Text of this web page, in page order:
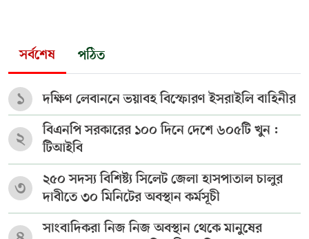
সর্বশেষ পঠিত
১ দক্ষিণ লেবাননে ভয়াবহ বিস্ফোরণ ইসরাইলি বাহিনীর
২
বিএনপি সরকারের ১০০ দিনে দেশে ৬০৫টি খুন :
টিআইবি
৩
২৫০ সদস্য বিশিষ্ট্য সিলেট জেলা হাসপাতাল চালুর
দাবীতে ৩০ মিনিটের অবস্থান কর্মসূচী
সাংবাদিকরা নিজ নিজ অবস্থান থেকে মানুষের